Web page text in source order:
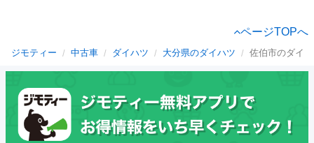
ページTOPへ
ジモティー 中古車 ダイハツ 大分県のダイハツ 佐伯市のダイ